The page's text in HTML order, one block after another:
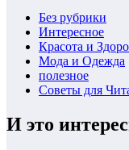
Без рубрики
Интересное
Красота и
Мода и Одежда
полезное
Советы для
И это